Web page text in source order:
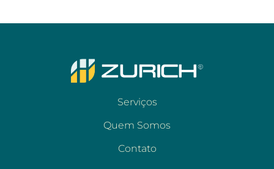
Serviços
Quem Somos
Contato